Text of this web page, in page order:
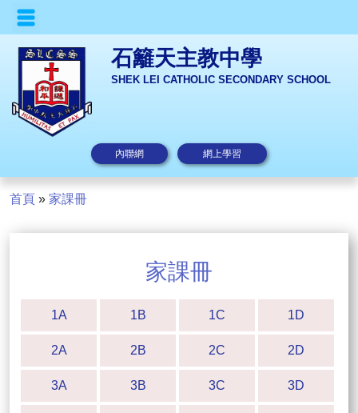
石籬天主教中學
SHEK LEI CATHOLIC SECONDARY SCHOOL
內聯網 網上學習
首頁 » 家課冊
家課冊
1A 1B 1C 1D
2A 2B 2C 2D
3A 3B 3C 3D